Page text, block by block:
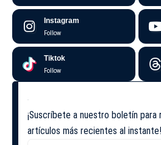
Instagram
Follow
Tiktok
Follow
¡Suscríbete a nuestro boletín
artículos más recientes al instante!